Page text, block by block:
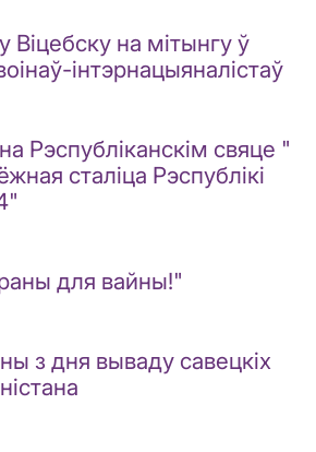
Віцебску на мітынгу ў
інтэрнацыяналістаў
Рэспубліканскім свяце "
сталіца Рэспублікі
для вайны!"
з дня вываду савецкіх